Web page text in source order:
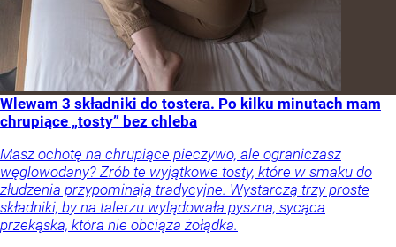
Wlewam 3 składniki do tostera. Po kilku minutach mam
chrupiące „tosty” bez chleba
Masz ochotę na chrupiące pieczywo, ale ograniczasz
węglowodany? Zrób te wyjątkowe tosty, które w smaku do
złudzenia przypominają tradycyjne. Wystarczą trzy proste
składniki, by na talerzu wylądowała pyszna, sycąca
przekąska, która nie obciąża żołądka.